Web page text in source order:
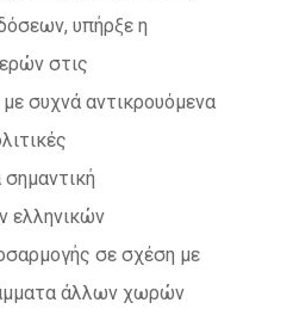
υπήρξε η
στις
συχνά αντικρουόμενα
ελληνικών
σε σχέση με
άλλων χωρών